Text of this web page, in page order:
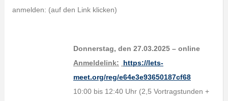
anmelden: (auf den Link klicken)
Donnerstag, den 27.03.2025 – online
Anmeldelink:
https://lets-
meet.org/reg/e64e3e93650187cf68
10:00 bis 12:40 Uhr (2,5 Vortragstunden +